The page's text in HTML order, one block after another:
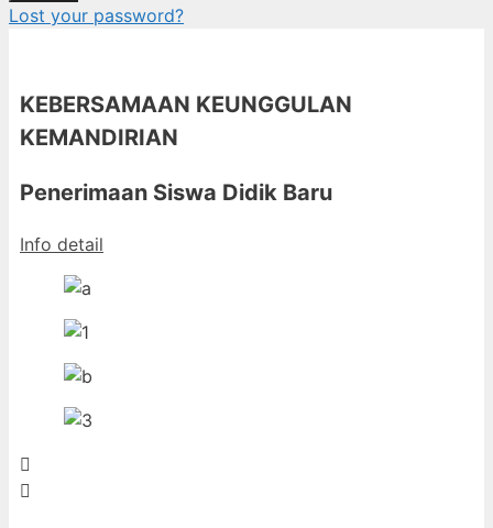
Lost your password?
KEBERSAMAAN KEUNGGULAN
KEMANDIRIAN
Penerimaan Siswa Didik Baru
Info detail